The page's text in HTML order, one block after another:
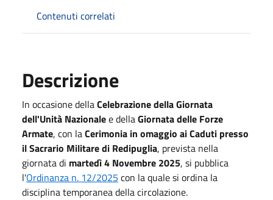
Contenuti correlati
Descrizione
In occasione dellaCelebrazione della Giornata
dell'Unità Nazionalee dellaGiornata delle Forze
Armate, con laCerimonia in omaggio ai Caduti presso
il Sacrario Militare di Redipuglia, prevista nella
giornata di martedì 4 Novembre 2025, si pubblica
l'Ordinanza n. 12/2025 con la quale si ordina la
disciplina temporanea della circolazione.